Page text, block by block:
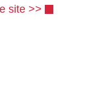
site >>